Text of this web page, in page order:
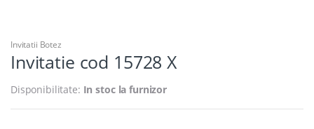
Invitatii Botez
Invitatie cod 15728 X
Disponibilitate: In stoc la furnizor